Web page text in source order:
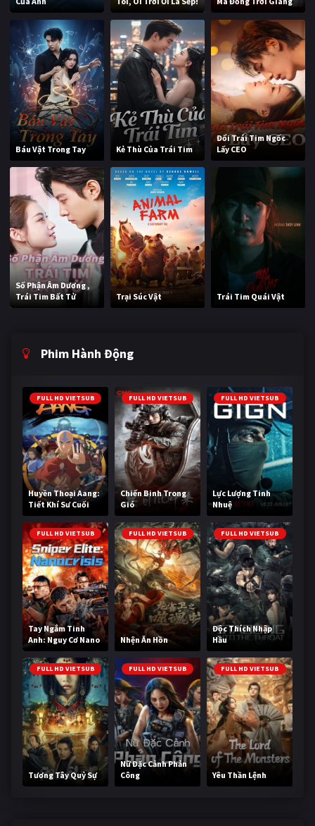
Báu Vật Trong Tay Kẻ Thù Của Trái Tim
Đổi Trái Tim Ngốc
Lấy CEO
Số Phận Âm Dương ,
Trái Tim Bất Tử
Trại Súc Vật Trái Tim Quái Vật
Phim Hành Động
FULL HD VIETSUB
Huyền Thoại Aang:
Tiết Khí Sư Cuối
Cùng
FULL HD VIETSUB
Chiến Binh Trong
Gió
FULL HD VIETSUB
Lực Lượng Tinh
Nhuệ
FULL HD VIETSUB
Tay Ngắm Tinh
Anh: Nguy Cơ Nano
FULL HD VIETSUB
Nhện Ăn Hồn
FULL HD VIETSUB
Độc Thích Nhập
Hầu
FULL HD VIETSUB
Tương Tây Quỷ Sự
FULL HD VIETSUB
Nữ Đặc Cảnh Phản
Công
FULL HD VIETSUB
Yêu Thần Lệnh